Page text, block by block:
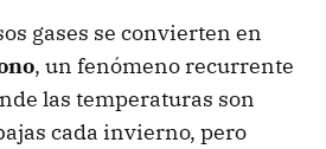
gases se convierten en
, un fenómeno recurrente
las temperaturas son
cada invierno, pero